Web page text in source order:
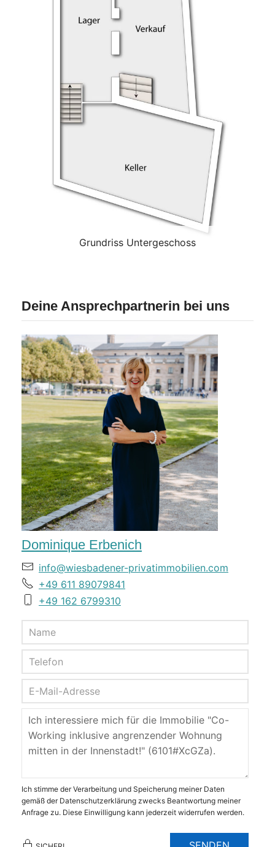
Grundriss Untergeschoss
Deine Ansprechpartnerin bei uns
Dominique Erbenich
info@wiesbadener-privatimmobilien.com
+49 611 89079841
+49 162 6799310
Ich stimme der Verarbeitung und Speicherung meiner Daten
gemäß der Datenschutzerklärung zwecks Beantwortung meiner
Anfrage zu. Diese Einwilligung kann jederzeit widerrufen werden.